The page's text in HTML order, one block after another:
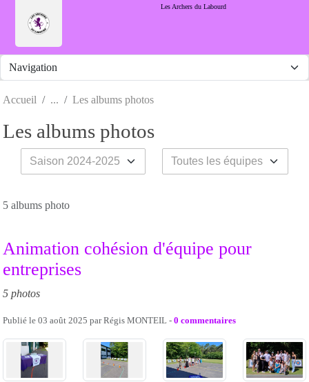
Les Archers du Labourd
Accueil Les albums photos
Les albums photos
5 albums photo
Animation cohésion d'équipe pour
entreprises
5 photos
Publié le 03 août 2025 parRégis MONTEIL - 0 commentaires